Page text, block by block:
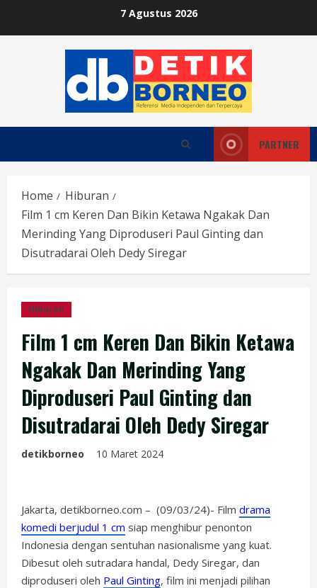
7 Agustus 2026
PARTNER
Home
Hiburan
Film 1 cm Keren Dan Bikin Ketawa Ngakak Dan
Merinding Yang Diproduseri Paul Ginting dan
Disutradarai Oleh Dedy Siregar
Hiburan
Film 1 cm Keren Dan Bikin Ketawa
Ngakak Dan Merinding Yang
Diproduseri Paul Ginting dan
Disutradarai Oleh Dedy Siregar
detikborneo 10 Maret 2024
Jakarta, detikborneo.com – (09/03/24)- Film drama
komedi berjudul 1 cm siap menghibur penonton
Indonesia dengan sentuhan nasionalisme yang kuat.
Dibesut oleh sutradara handal, Dedy Siregar, dan
diproduseri oleh Paul Ginting, film ini menjadi pilihan